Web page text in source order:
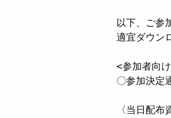
以下、ご参
適宜ダウン
<参加者向け
〇参加決定
〈当日配布